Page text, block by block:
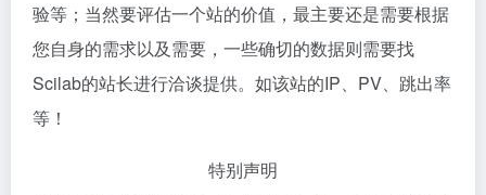
验等；当然要评估一个站的价值，最主要还是需要根据
您自身的需求以及需要，一些确切的数据则需要找
Scilab的站长进行洽谈提供。如该站的IP、PV、跳出率
等！
特别声明